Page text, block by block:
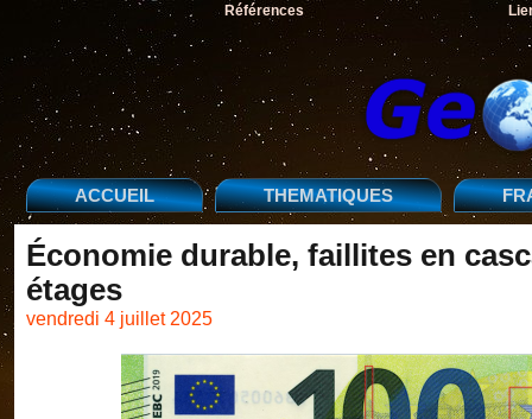
Références
ACCUEIL THEMATIQUES
Économie durable, faillites en
étages
vendredi 4 juillet 2025